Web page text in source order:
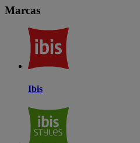
Marcas
Ibis